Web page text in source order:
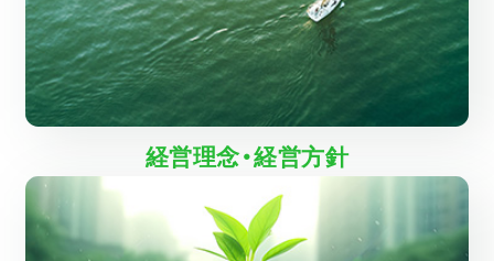
経営理念・経営方針